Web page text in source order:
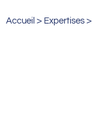
Accueil > Expertises >